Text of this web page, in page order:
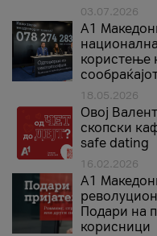
03.07.2026
A1
користење
18.05.2026
Овој
скопски
safe dating
16.02.2026
А1
Подари на
корисници